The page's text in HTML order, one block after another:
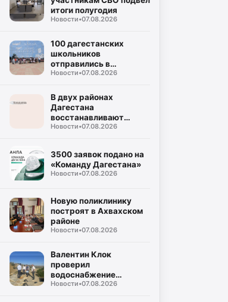
итоги полугодия
Новости•07.08.2026
100 дагестанских
школьников
отправились в
Петербург
Новости•07.08.2026
В двух районах
Дагестана
восстанавливают
дороги после ливней
Новости•07.08.2026
3500 заявок подано на
«Команду Дагестана»
Новости•07.08.2026
Новую поликлинику
построят в Ахвахском
районе
Новости•07.08.2026
Валентин Клок
проверил
водоснабжение
Буйнакска
Новости•07.08.2026